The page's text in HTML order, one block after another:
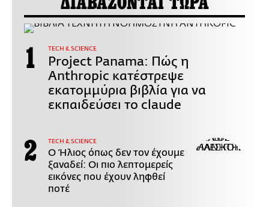
ΤECH & SCIENCE
Project Panama: Πώς η
Anthropic κατέστρεψε
εκατομμύρια βιβλία για να
εκπαιδεύσει το claude
ΤECH & SCIENCE
Ο Ήλιος όπως δεν τον έχουμε
ξαναδεί: Οι πιο λεπτομερείς
εικόνες που έχουν ληφθεί
ποτέ